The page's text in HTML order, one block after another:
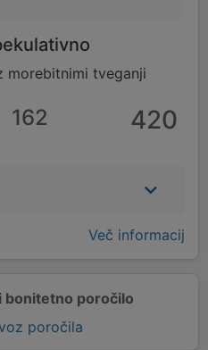
bonitetno poročilo
poročila
morebitnimi tveganji
162 420
Več informacij